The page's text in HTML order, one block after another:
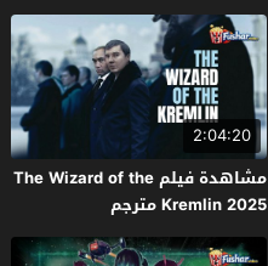
2:04:20
مشاهدة فيلم The Wizard of the
Kremlin 2025 مترجم